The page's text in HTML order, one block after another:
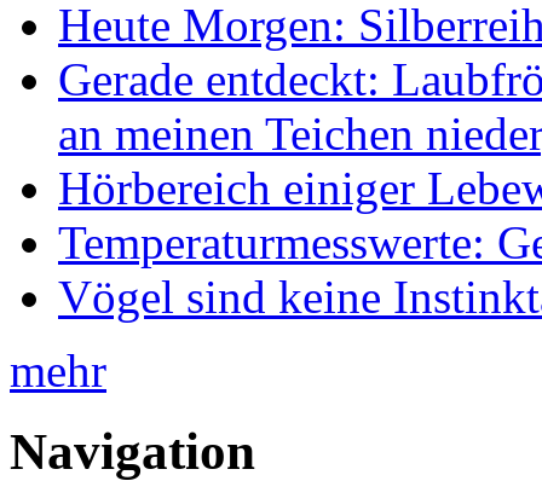
Heute Morgen:
Gerade entdeckt:
an meinen Teichen
Hörbereich einiger
Temperaturmesswerte:
Vögel sind keine
mehr
Navigation